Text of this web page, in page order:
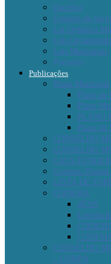
Decretos
Estatuto do
Lei Orgânica
Leis
Leis Municipais
Portarias
Publicações
Plano Municipal
Plano de
Plano
PLANO
Plano
CONSELHO
CONSELHO
CACS FUNDEB
Governo Digital
LISTA DE
CODEMA
ATAS
CONSELHO
– COMPA